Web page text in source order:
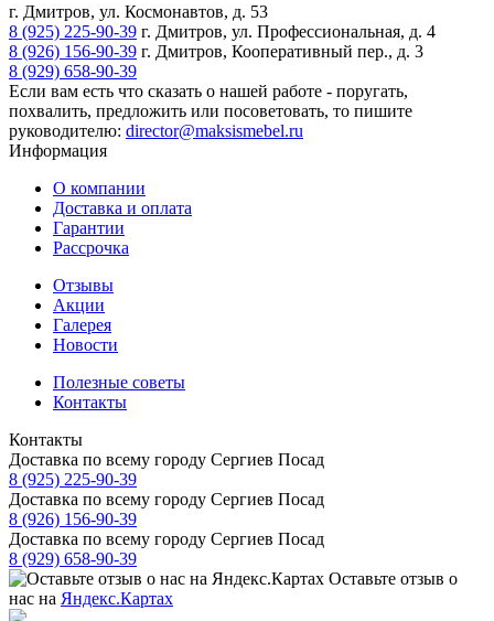
г. Дмитров, ул. Космонавтов, д. 53
8 (925) 225-90-39 г. Дмитров, ул. Профессиональная, д. 4
8 (926) 156-90-39 г. Дмитров, Кооперативный пер., д. 3
8 (929) 658-90-39
Если вам есть что сказать о нашей работе - поругать,
похвалить, предложить или посоветовать, то пишите
руководителю: director@maksismebel.ru
Информация
О компании
Доставка и оплата
Гарантии
Рассрочка
Отзывы
Акции
Галерея
Новости
Полезные советы
Контакты
Контакты
Доставка по всему городу Сергиев Посад
8 (925) 225-90-39
Доставка по всему городу Сергиев Посад
8 (926) 156-90-39
Доставка по всему городу Сергиев Посад
8 (929) 658-90-39
Оставьте отзыв о
нас на Яндекс.Картах